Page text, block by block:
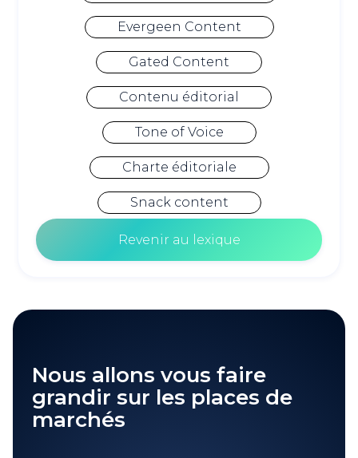
Evergeen Content
Gated Content
Contenu éditorial
Tone of Voice
Charte éditoriale
Snack content
Revenir au lexique
Nous allons vous faire
grandir sur les places de
marchés